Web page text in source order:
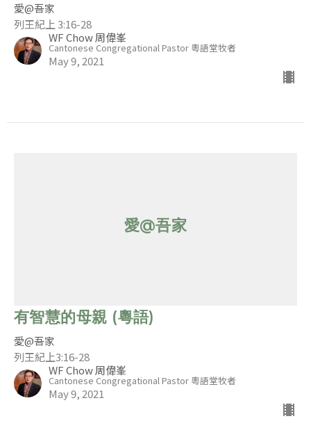
愛@吾家
列王紀上 3:16-28
WF Chow 周偉峯
Cantonese Congregational Pastor 粵語堂牧者
May 9, 2021
愛@吾家
有智慧的母親 (粵語)
愛@吾家
列王紀上3:16-28
WF Chow 周偉峯
Cantonese Congregational Pastor 粵語堂牧者
May 9, 2021